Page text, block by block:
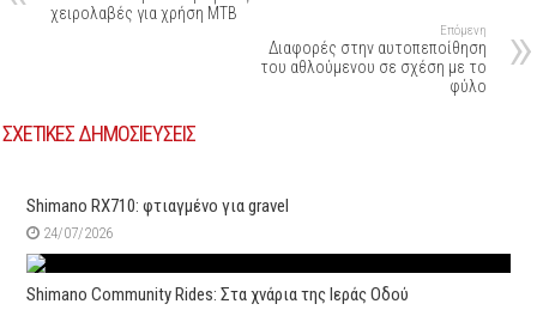
χειρολαβές για χρήση ΜΤΒ
Επόμενη
Διαφορές στην αυτοπεποίθηση
του αθλούμενου σε σχέση με το
φύλο
ΣΧΕΤΙΚΕΣ ΔΗΜΟΣΙΕΥΣΕΙΣ
Shimano RX710: φτιαγμένο για gravel
24/07/2026
Shimano Community Rides: Στα χνάρια της Ιεράς Οδού